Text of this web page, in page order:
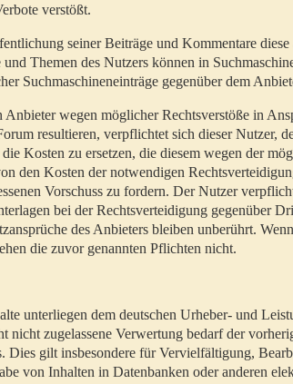
verstößt.
seiner Beiträge und Kommentare
Themen des Nutzers können in
Suchmaschineneinträge gegenüber dem
wegen möglicher Rechtsverstöße in
resultieren, verpflichtet sich dieser Nutzer,
Kosten zu ersetzen, die diesem wegen der
den Kosten der notwendigen
Vorschuss zu fordern. Der Nutzer
bei der Rechtsverteidigung gegenüber
des Anbieters bleiben unberührt.
die zuvor genannten Pflichten nicht.
unterliegen dem deutschen Urheber- und
nicht zugelassene Verwertung bedarf der
Dies gilt insbesondere für Vervielfältigung,
von Inhalten in Datenbanken oder anderen